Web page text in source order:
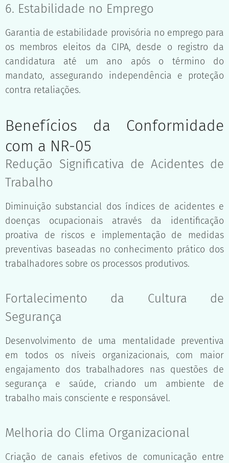
6. Estabilidade no Emprego
Garantia de estabilidade provisória no emprego para
os membros eleitos da CIPA, desde o registro da
candidatura até um ano após o término do
mandato, assegurando independência e proteção
contra retaliações.
Benefícios da Conformidade
com a NR-05
Redução Significativa de Acidentes de
Trabalho
Diminuição substancial dos índices de acidentes e
doenças ocupacionais através da identificação
proativa de riscos e implementação de medidas
preventivas baseadas no conhecimento prático dos
trabalhadores sobre os processos produtivos.
Fortalecimento da Cultura de
Segurança
Desenvolvimento de uma mentalidade preventiva
em todos os níveis organizacionais, com maior
engajamento dos trabalhadores nas questões de
segurança e saúde, criando um ambiente de
trabalho mais consciente e responsável.
Melhoria do Clima Organizacional
Criação de canais efetivos de comunicação entre